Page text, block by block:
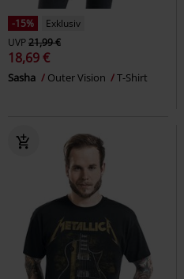
-15%
Exklusiv
UVP21,99 €
18,69 €
Sasha Outer Vision T-Shirt